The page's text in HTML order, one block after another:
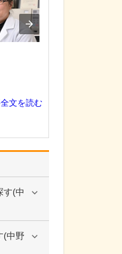
す(中
(中野
文を読む